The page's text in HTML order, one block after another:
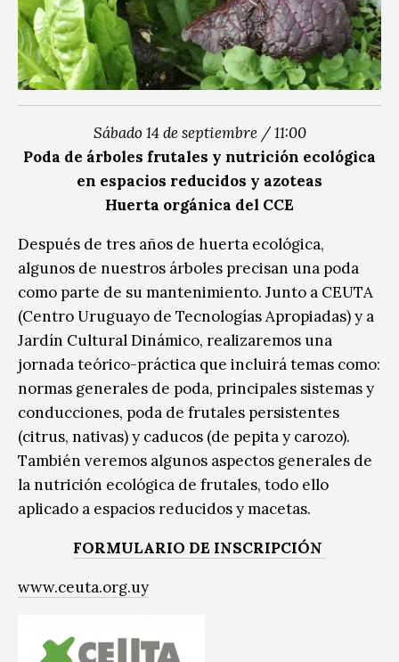
Sábado 14 de septiembre / 11:00
Poda de árboles frutales y nutrición ecológica
en espacios reducidos y azoteas
Huerta orgánica del CCE
Después de tres años de huerta ecológica,
algunos de nuestros árboles precisan una poda
como parte de su mantenimiento. Junto a CEUTA
(Centro Uruguayo de Tecnologías Apropiadas) y a
Jardín Cultural Dinámico, realizaremos una
jornada teórico-práctica que incluirá temas como:
normas generales de poda, principales sistemas y
conducciones, poda de frutales persistentes
(citrus, nativas) y caducos (de pepita y carozo).
También veremos algunos aspectos generales de
la nutrición ecológica de frutales, todo ello
aplicado a espacios reducidos y macetas.
FORMULARIO DE INSCRIPCIÓN
www.ceuta.org.uy